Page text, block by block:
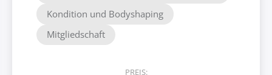
Kondition und Bodyshaping
Mitgliedschaft
PREIS: